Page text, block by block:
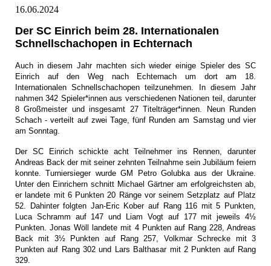
16.06.2024
Der SC Einrich beim 28. Internationalen
Schnellschachopen in Echternach
Auch in diesem Jahr machten sich wieder einige Spieler des SC
Einrich auf den Weg nach Echternach um dort am 18.
Internationalen Schnellschachopen teilzunehmen. In diesem Jahr
nahmen 342 Spieler*innen aus verschiedenen Nationen teil, darunter
8 Großmeister und insgesamt 27 Titelträger*innen. Neun Runden
Schach - verteilt auf zwei Tage, fünf Runden am Samstag und vier
am Sonntag.
Der SC Einrich schickte acht Teilnehmer ins Rennen, darunter
Andreas Back der mit seiner zehnten Teilnahme sein Jubiläum feiern
konnte. Turniersieger wurde GM Petro Golubka aus der Ukraine.
Unter den Einrichern schnitt Michael Gärtner am erfolgreichsten ab,
er landete mit 6 Punkten 20 Ränge vor seinem Setzplatz auf Platz
52. Dahinter folgten Jan-Eric Kober auf Rang 116 mit 5 Punkten,
Luca Schramm auf 147 und Liam Vogt auf 177 mit jeweils 4½
Punkten. Jonas Wöll landete mit 4 Punkten auf Rang 228, Andreas
Back mit 3½ Punkten auf Rang 257, Volkmar Schrecke mit 3
Punkten auf Rang 302 und Lars Balthasar mit 2 Punkten auf Rang
329.